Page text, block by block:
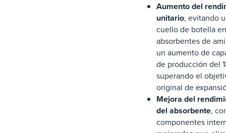
Aumento del
unitario, evitando
cuello de botella en
absorbentes de
un aumento de
de producción del
superando el
original de
Mejora del
del absorbente,
componentes